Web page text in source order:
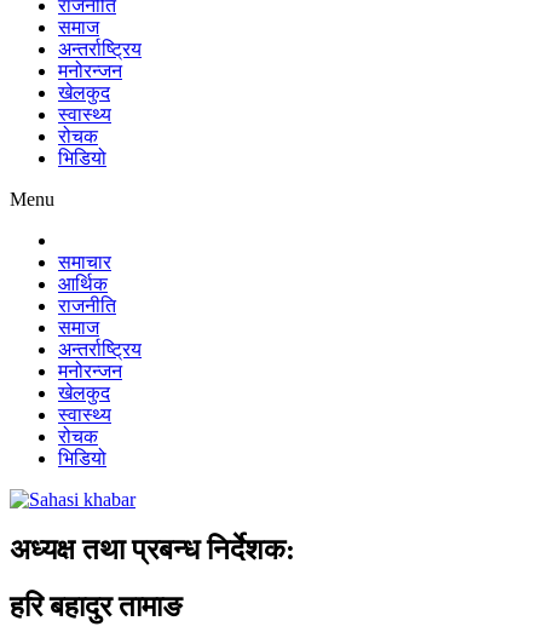
राजनीति
समाज
अन्तर्राष्ट्रिय
मनोरन्जन
खेलकुद
स्वास्थ्य
रोचक
भिडियो
Menu
समाचार
आर्थिक
राजनीति
समाज
अन्तर्राष्ट्रिय
मनोरन्जन
खेलकुद
स्वास्थ्य
रोचक
भिडियो
अध्यक्ष तथा प्रबन्ध निर्देशक:
हरि बहादुर तामाङ